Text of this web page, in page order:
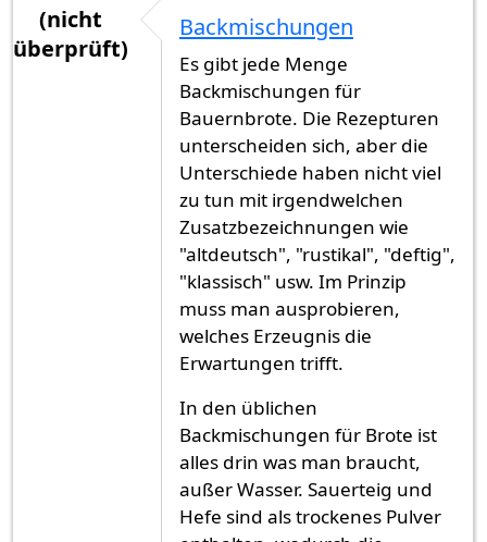
(nicht
überprüft)
Backmischungen
Es gibt jede Menge
Backmischungen für
Bauernbrote. Die Rezepturen
unterscheiden sich, aber die
Unterschiede haben nicht viel
zu tun mit irgendwelchen
Zusatzbezeichnungen wie
"altdeutsch", "rustikal", "deftig",
"klassisch" usw. Im Prinzip
muss man ausprobieren,
welches Erzeugnis die
Erwartungen trifft.
In den üblichen
Backmischungen für Brote ist
alles drin was man braucht,
außer Wasser. Sauerteig und
Hefe sind als trockenes Pulver